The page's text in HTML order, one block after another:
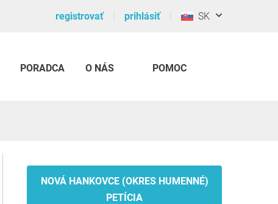
registrovať prihlásiť SK
PORADCA O NÁS POMOC
NOVÁ HANKOVCE (OKRES HUMENNÉ)
PETÍCIA